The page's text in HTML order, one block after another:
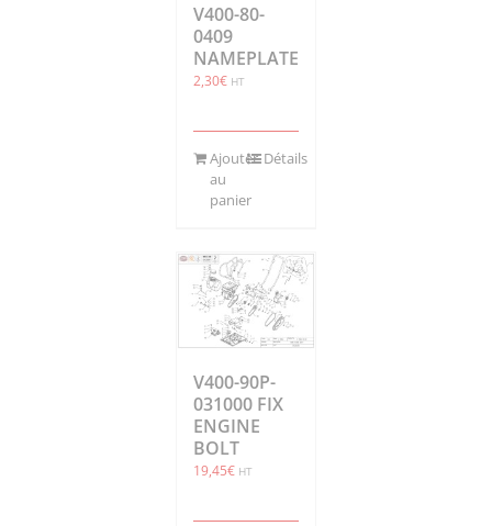
V400-80-
0409
NAMEPLATE
2,30€ HT
Ajouter
au
panier
Détails
V400-90P-
031000 FIX
ENGINE
BOLT
19,45€ HT